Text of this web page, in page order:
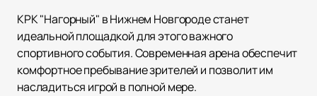
КРК "Нагорный" в Нижнем Новгороде станет
идеальной площадкой для этого важного
спортивного события. Современная арена обеспечит
комфортное пребывание зрителей и позволит им
насладиться игрой в полной мере.